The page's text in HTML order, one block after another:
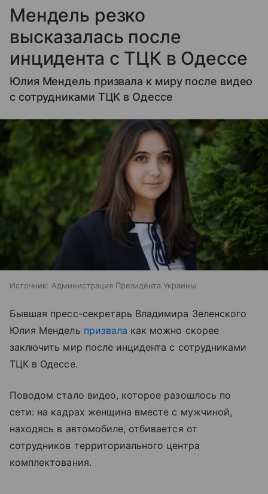
Мендель резко
высказалась после
инцидента с ТЦК в Одессе
Юлия Мендель призвала к миру после видео
с сотрудниками ТЦК в Одессе
Источник: Администрация Президента Украины
Бывшая пресс-секретарь Владимира Зеленского
Юлия Мендель призвала как можно скорее
заключить мир после инцидента с сотрудниками
ТЦК в Одессе.
Поводом стало видео, которое разошлось по
сети: на кадрах женщина вместе с мужчиной,
находясь в автомобиле, отбивается от
сотрудников территориального центра
комплектования.